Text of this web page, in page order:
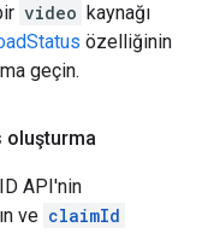
video kaynağı
özelliğinin
geçin.
oluşturma
API'nin
ve claimId